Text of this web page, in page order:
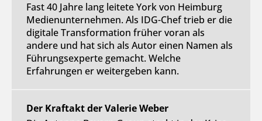
Fast 40 Jahre lang leitete York von Heimburg
Medienunternehmen. Als IDG-Chef trieb er die
digitale Transformation früher voran als
andere und hat sich als Autor einen Namen als
Führungsexperte gemacht. Welche
Erfahrungen er weitergeben kann.
Der Kraftakt der Valerie Weber